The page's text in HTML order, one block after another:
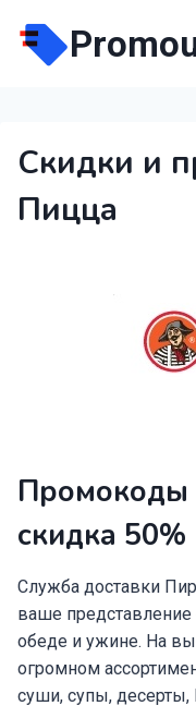
содержимому
Скидки и
Пицца
Промокоды
скидка 50%
Служба доставки
ваше
обеде и ужине. На
огромном
суши, супы, десерты,